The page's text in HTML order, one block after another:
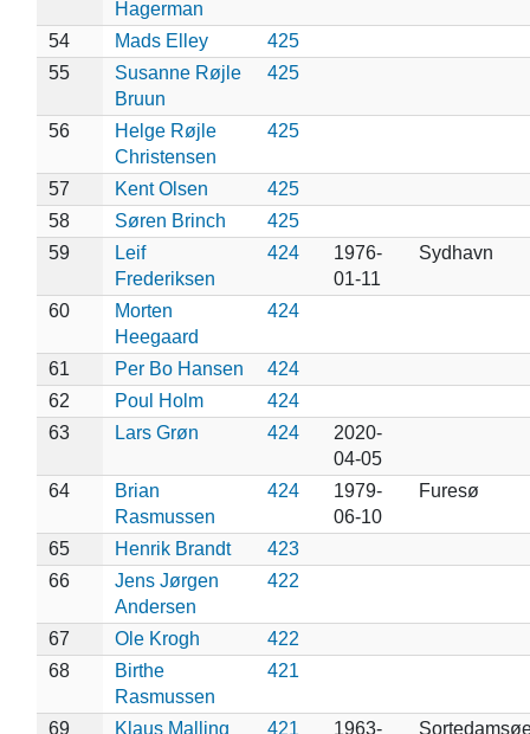
Hagerman
54
Mads Elley
425
55
Susanne Røjle
Bruun
425
56
Helge Røjle
Christensen
425
57 Kent Olsen
425
58
Søren Brinch
425
59
Leif
Frederiksen
424
1976-
01-11
Sydhavn
60
Morten
Heegaard
424
61 Per Bo Hansen
424
62
Poul Holm
424
63
Lars Grøn 424
2020-
04-05
64
Brian
Rasmussen
424
1979-
06-10
Furesø
65 Henrik Brandt
423
66
Jens Jørgen
Andersen
422
67 Ole Krogh
422
68
Birthe
Rasmussen
421
69
Klaus Malling
421
1963-